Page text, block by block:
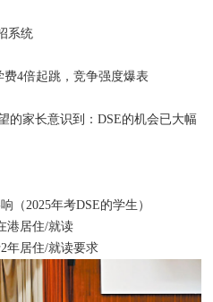
系统
4倍起跳，竞争强度爆表
的家长意识到：DSE的机会已大幅
（2025年考DSE的学生）
港居住/就读
年居住/就读要求